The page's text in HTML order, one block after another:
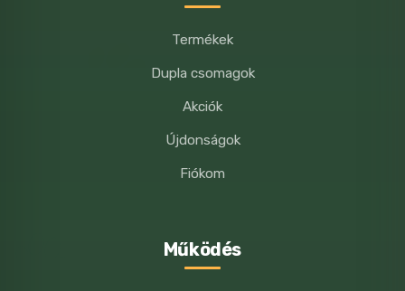
Termékek
Dupla csomagok
Akciók
Újdonságok
Fiókom
Működés